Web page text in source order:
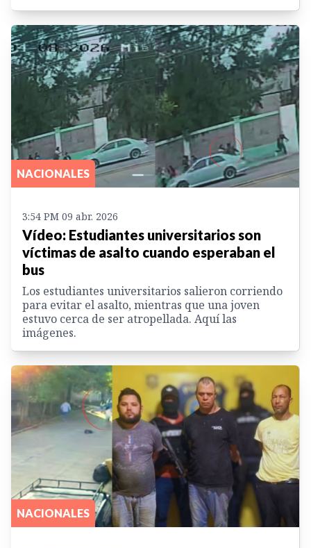
NACIONALES
3:54 PM 09 abr. 2026
Vídeo: Estudiantes universitarios son
víctimas de asalto cuando esperaban el
bus
Los estudiantes universitarios salieron corriendo
para evitar el asalto, mientras que una joven
estuvo cerca de ser atropellada. Aquí las
imágenes.
NACIONALES